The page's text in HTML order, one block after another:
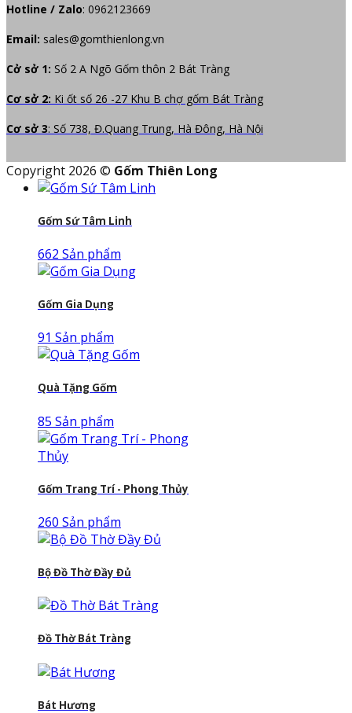
Hotline / Zalo: 0962123669
Email: sales@gomthienlong.vn
Cở sở 1: Số 2 A Ngõ Gốm thôn 2 Bát Tràng
Cơ sở 2: Ki ốt số 26 -27 Khu B chợ gốm Bát Tràng
Cơ sở 3: Số 738, Đ.Quang Trung, Hà Đông, Hà Nội
Copyright 2026 © Gốm Thiên Long
Gốm Sứ Tâm Linh
662 Sản phẩm
Gốm Gia Dụng
91 Sản phẩm
Quà Tặng Gốm
85 Sản phẩm
Gốm Trang Trí - Phong Thủy
260 Sản phẩm
Bộ Đồ Thờ Đầy Đủ
Đồ Thờ Bát Tràng
Bát Hương